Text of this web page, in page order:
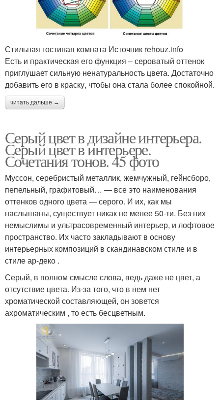
Стильная гостиная комната Источник rehouz.info
Есть и практическая его функция – сероватый оттенок
приглушает сильную ненатуральность цвета. Достаточно
добавить его в краску, чтобы она стала более спокойной.
читать дальше →
Серый цвет в дизайне интерьера.
Серый цвет в интерьере.
Сочетания тонов. 45 фото
Муссон, серебристый металлик, жемчужный, гейнсборо,
пепельный, графитовый… — все это наименования
оттенков одного цвета — серого. И их, как мы
наслышаны, существует никак не менее 50-ти. Без них
немыслимы и ультрасовременный интерьер, и лофтовое
пространство. Их часто закладывают в основу
интерьерных композиций в скандинавском стиле и в
стиле ар-деко .
Серый, в полном смысле слова, ведь даже не цвет, а
отсутствие цвета. Из-за того, что в нем нет
хроматической составляющей, он зовется
ахроматическим , то есть бесцветным.